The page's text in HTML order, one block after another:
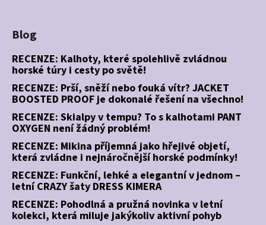
Blog
RECENZE: Kalhoty, které spolehlivě zvládnou
horské túry i cesty po světě!
RECENZE: Prší, sněží nebo fouká vítr? JACKET
BOOSTED PROOF je dokonalé řešení na všechno!
RECENZE: Skialpy v tempu? To s kalhotami PANT
OXYGEN není žádný problém!
RECENZE: Mikina příjemná jako hřejivé objetí,
která zvládne i nejnáročnější horské podmínky!
RECENZE: Funkční, lehké a elegantní v jednom –
letní CRAZY šaty DRESS KIMERA
RECENZE: Pohodlná a pružná novinka v letní
kolekci, která miluje jakýkoliv aktivní pohyb